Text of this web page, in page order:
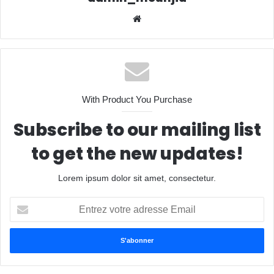
e
With Product You Purchase
Subscribe to our mailing list
to get the new updates!
Lorem ipsum dolor sit amet, consectetur.
t
e
z